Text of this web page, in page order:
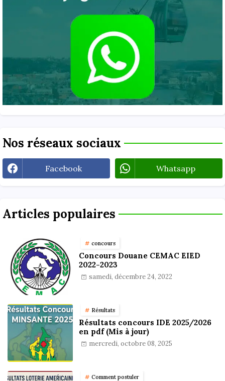
Nos réseaux sociaux
Facebook Whatsapp
Articles populaires
concours
Concours Douane CEMAC EIED
2022-2023
samedi, décembre 24, 2022
Résultats
Résultats concours IDE 2025/2026
en pdf (Mis à jour)
mercredi, octobre 08, 2025
Comment postuler